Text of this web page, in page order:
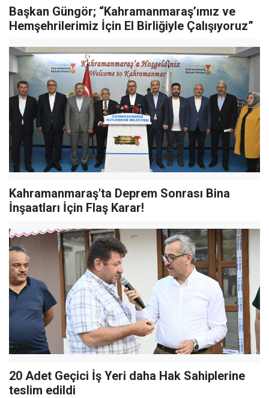
Başkan Güngör; “Kahramanmaraş’ımız ve
Hemşehrilerimiz İçin El Birliğiyle Çalışıyoruz”
Kahramanmaraş'ta Deprem Sonrası Bina
İnşaatları İçin Flaş Karar!
20 Adet Geçici İş Yeri daha Hak Sahiplerine
teslim edildi